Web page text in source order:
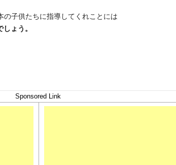
の子供たちに指導してくれことには
ょう。
Sponsored Link